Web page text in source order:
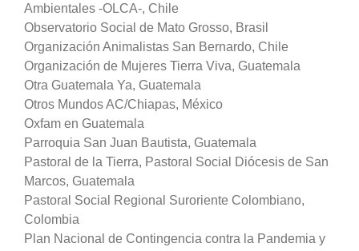
Ambientales -OLCA-, Chile
Observatorio Social de Mato Grosso, Brasil
Organización Animalistas San Bernardo, Chile
Organización de Mujeres Tierra Viva, Guatemala
Otra Guatemala Ya, Guatemala
Otros Mundos AC/Chiapas, México
Oxfam en Guatemala
Parroquia San Juan Bautista, Guatemala
Pastoral de la Tierra, Pastoral Social Diócesis de San
Marcos, Guatemala
Pastoral Social Regional Suroriente Colombiano,
Colombia
Plan Nacional de Contingencia contra la Pandemia y